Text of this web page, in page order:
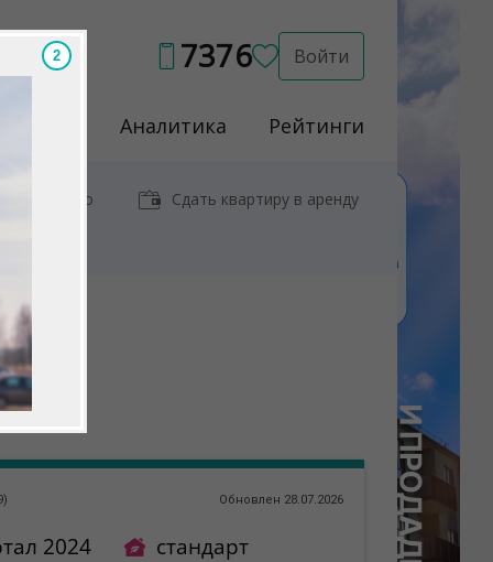
7376 Войти
Аналитика Рейтинги
у метро Сдать квартиру в аренду
) Обновлен 28.07.2026
2024
стандарт
1